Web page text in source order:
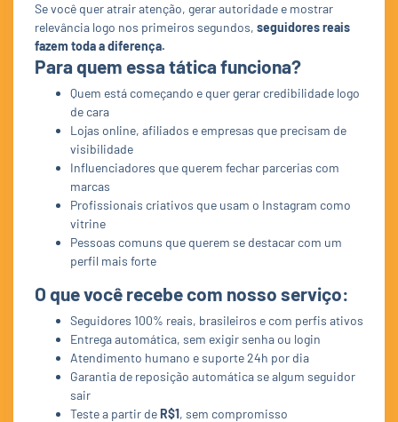
Se você quer atrair atenção, gerar autoridade e mostrar
relevância logo nos primeiros segundos, seguidores reais
fazem toda a diferença.
Para quem essa tática funciona?
Quem está começando e quer gerar credibilidade logo
de cara
Lojas online, afiliados e empresas que precisam de
visibilidade
Influenciadores que querem fechar parcerias com
marcas
Profissionais criativos que usam o Instagram como
vitrine
Pessoas comuns que querem se destacar com um
perfil mais forte
O que você recebe com nosso serviço:
Seguidores 100% reais, brasileiros e com perfis ativos
Entrega automática, sem exigir senha ou login
Atendimento humano e suporte 24h por dia
Garantia de reposição automática se algum seguidor
sair
Teste a partir deR$1, sem compromisso